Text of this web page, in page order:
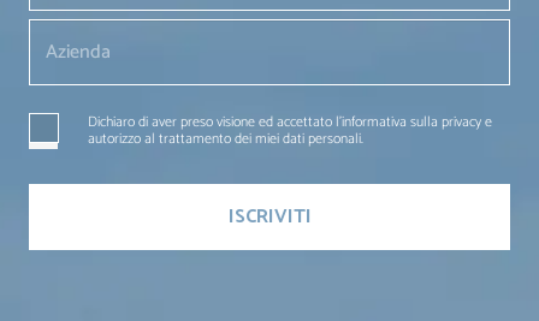
Dichiaro di aver preso visione ed accettato l'informativa sulla privacy e
autorizzo al trattamento dei miei dati personali.